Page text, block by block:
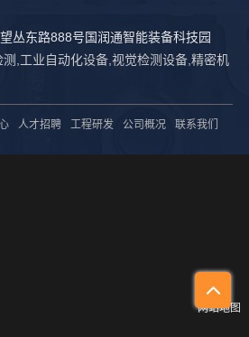
丛东路888号国润通智能装备科技园
,工业自动化设备,视觉检测设备,精密机
人才招聘 工程研发 公司概况 联系我们
网站地图